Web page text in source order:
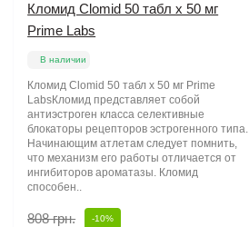
Кломид Clomid 50 табл х 50 мг
Prime Labs
В наличии
Кломид Clomid 50 табл х 50 мг Prime
LabsКломид представляет собой
антиэстроген класса селективные
блокаторы рецепторов эстрогенного типа.
Начинающим атлетам следует помнить,
что механизм его работы отличается от
ингибиторов ароматазы. Кломид
способен..
808 грн. -10%